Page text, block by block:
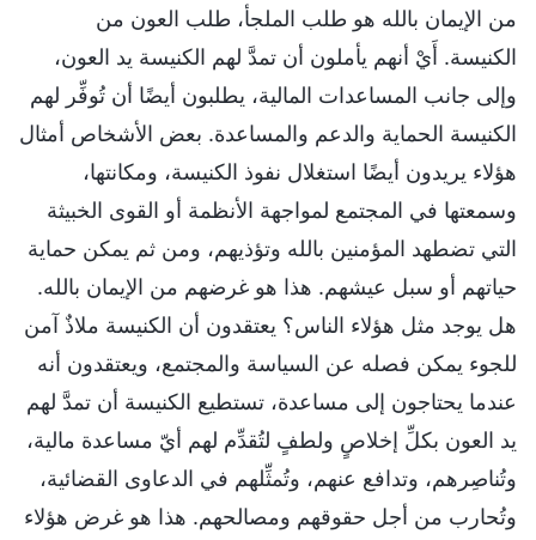
من الإيمان بالله هو طلب الملجأ، طلب العون من
الكنيسة. أَيْ أنهم يأملون أن تمدَّ لهم الكنيسة يد العون،
وإلى جانب المساعدات المالية، يطلبون أيضًا أن تُوفِّر لهم
الكنيسة الحماية والدعم والمساعدة. بعض الأشخاص أمثال
هؤلاء يريدون أيضًا استغلال نفوذ الكنيسة، ومكانتها،
وسمعتها في المجتمع لمواجهة الأنظمة أو القوى الخبيثة
التي تضطهد المؤمنين بالله وتؤذيهم، ومن ثم يمكن حماية
حياتهم أو سبل عيشهم. هذا هو غرضهم من الإيمان بالله.
هل يوجد مثل هؤلاء الناس؟ يعتقدون أن الكنيسة ملاذٌ آمن
للجوء يمكن فصله عن السياسة والمجتمع، ويعتقدون أنه
عندما يحتاجون إلى مساعدة، تستطيع الكنيسة أن تمدَّ لهم
يد العون بكلِّ إخلاصٍ ولطفٍ لتُقدِّم لهم أيّ مساعدة مالية،
وتُناصِرهم، وتدافع عنهم، وتُمثِّلهم في الدعاوى القضائية،
وتُحارب من أجل حقوقهم ومصالحهم. هذا هو غرض هؤلاء